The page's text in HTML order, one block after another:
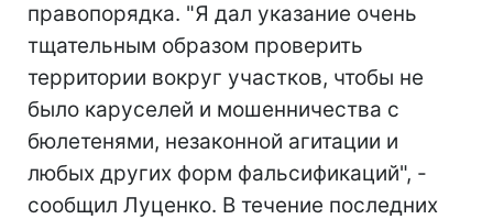
правопорядка. "Я дал указание очень
тщательным образом проверить
территории вокруг участков, чтобы не
было каруселей и мошенничества с
бюлетенями, незаконной агитации и
любых других форм фальсификаций", -
сообщил Луценко. В течение последних